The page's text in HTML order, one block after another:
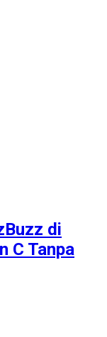
di
C Tanpa